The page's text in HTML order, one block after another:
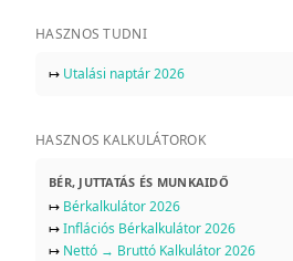
HASZNOS TUDNI
↦ Utalási naptár 2026
HASZNOS KALKULÁTOROK
BÉR, JUTTATÁS ÉS MUNKAIDŐ
↦ Bérkalkulátor 2026
↦Inflációs Bérkalkulátor 2026
↦ Nettó → Bruttó Kalkulátor 2026